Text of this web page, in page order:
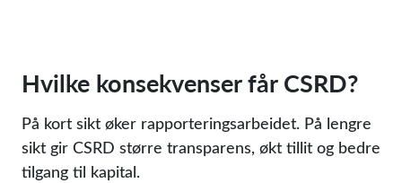
Hvilke konsekvenser får CSRD?
På kort sikt øker rapporteringsarbeidet. På lengre
sikt gir CSRD større transparens, økt tillit og bedre
tilgang til kapital.